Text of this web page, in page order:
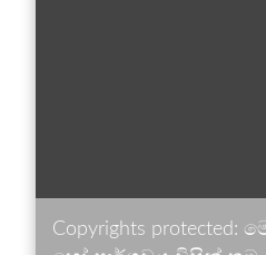
Copyrights